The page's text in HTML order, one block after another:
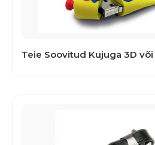
Teie Soovitud Kujuga 3D